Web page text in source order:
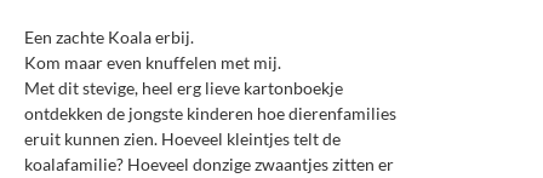
Een zachte Koala erbij.
Kom maar even knuffelen met mij.
Met dit stevige, heel erg lieve kartonboekje
ontdekken de jongste kinderen hoe dierenfamilies
eruit kunnen zien. Hoeveel kleintjes telt de
koalafamilie? Hoeveel donzige zwaantjes zitten er